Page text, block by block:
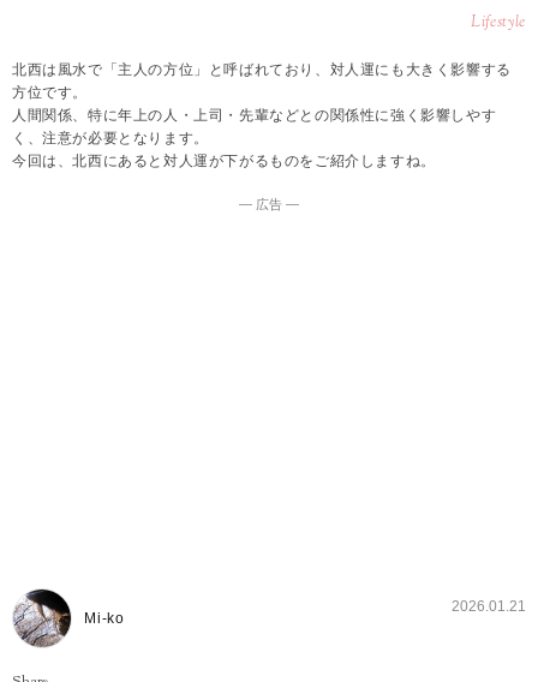
Lifestyle
北西は風水で「主人の方位」と呼ばれており、対人運にも大きく影響する
方位です。
人間関係、特に年上の人・上司・先輩などとの関係性に強く影響しやす
く、注意が必要となります。
今回は、北西にあると対人運が下がるものをご紹介しますね。
― 広告 ―
Mi-ko
2026.01.21